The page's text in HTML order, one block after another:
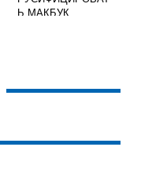
Ь МАКБУК